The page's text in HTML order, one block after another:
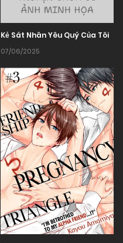
Kẻ Sát Nhân Yêu Quý Của Tôi
07/06/2025